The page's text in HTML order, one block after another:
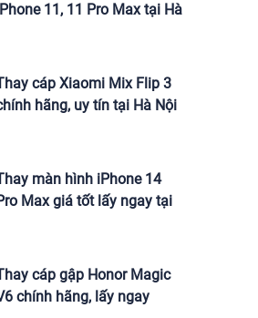
11, 11 Pro Max tại Hà
cáp Xiaomi Mix Flip 3
hãng, uy tín tại Hà Nội
màn hình iPhone 14
Max giá tốt lấy ngay tại
cáp gập Honor Magic
chính hãng, lấy ngay